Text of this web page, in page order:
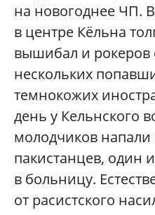
на новогоднее ЧП.
в центре Кёльна
вышибал и рокеров
нескольких
темнокожих
день у Кельнского
молодчиков
пакистанцев, один
в больницу.
от расистского